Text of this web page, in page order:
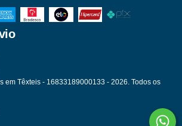
em Têxteis - 16833189000133 - 2026. Todos os